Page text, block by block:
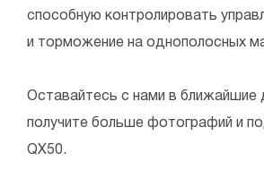
способную контролировать
и торможение на однополосных
Оставайтесь с нами в ближайшие
получите больше фотографий и
QX50.